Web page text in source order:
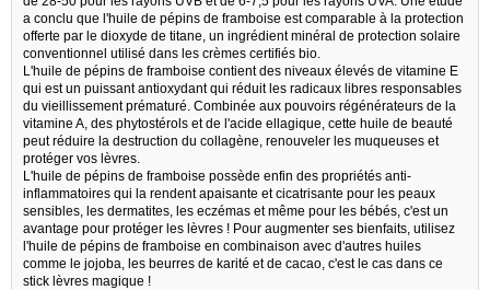
a conclu que l'huile de pépins de framboise est comparable à la protection
offerte par le dioxyde de titane, un ingrédient minéral de protection solaire
conventionnel utilisé dans les crèmes certifiés bio.
L'huile de pépins de framboise contient des niveaux élevés de vitamine E
qui est un puissant antioxydant qui réduit les radicaux libres responsables
du vieillissement prématuré. Combinée aux pouvoirs régénérateurs de la
vitamine A, des phytostérols et de l'acide ellagique, cette huile de beauté
peut réduire la destruction du collagène, renouveler les muqueuses et
protéger vos lèvres.
L'huile de pépins de framboise possède enfin des propriétés anti-
inflammatoires qui la rendent apaisante et cicatrisante pour les peaux
sensibles, les dermatites, les eczémas et même pour les bébés, c'est un
avantage pour protéger les lèvres ! Pour augmenter ses bienfaits, utilisez
l'huile de pépins de framboise en combinaison avec d'autres huiles
comme le jojoba, les beurres de karité et de cacao, c'est le cas dans ce
stick lèvres magique !